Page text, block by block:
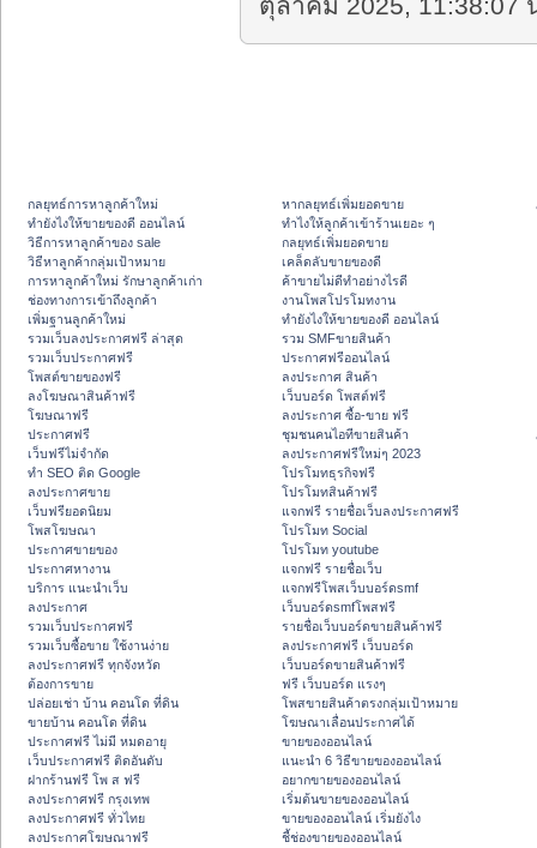
ตุลาคม 2025, 11:38:07
กลยุทธ์การหาลูกค้าใหม่
ทํายังไงให้ขายของดี ออนไลน์
วิธีการหาลูกค้าของ sale
วิธีหาลูกค้ากลุ่มเป้าหมาย
การหาลูกค้าใหม่ รักษาลูกค้าเก่า
ช่องทางการเข้าถึงลูกค้า
เพิ่มฐานลูกค้าใหม่
รวมเว็บลงประกาศฟรี ล่าสุด
รวมเว็บประกาศฟรี
โพสต์ขายของฟรี
ลงโฆษณาสินค้าฟรี
โฆษณาฟรี
ประกาศฟรี
เว็บฟรีไม่จำกัด
ทำ SEO ติด Google
ลงประกาศขาย
เว็บฟรียอดนิยม
โพสโฆษณา
ประกาศขายของ
ประกาศหางาน
บริการ แนะนำเว็บ
ลงประกาศ
รวมเว็บประกาศฟรี
รวมเว็บซื้อขาย ใช้งานง่าย
ลงประกาศฟรี ทุกจังหวัด
ต้องการขาย
ปล่อยเช่า บ้าน คอนโด ที่ดิน
ขายบ้าน คอนโด ที่ดิน
ประกาศฟรี ไม่มี หมดอายุ
เว็บประกาศฟรี ติดอันดับ
ฝากร้านฟรี โพ ส ฟรี
ลงประกาศฟรี กรุงเทพ
ลงประกาศฟรี ทั่วไทย
ลงประกาศโฆษณาฟรี
หากลยุทธ์เพิ่มยอดขาย
ทําไงให้ลูกค้าเข้าร้านเยอะ ๆ
กลยุทธ์เพิ่มยอดขาย
เคล็ดลับขายของดี
ค้าขายไม่ดีทำอย่างไรดี
งานโพสโปรโมทงาน
ทํายังไงให้ขายของดี ออนไลน์
รวม SMFขายสินค้า
ประกาศฟรีออนไลน์
ลงประกาศ สินค้า
เว็บบอร์ด โพสต์ฟรี
ลงประกาศ ซื้อ-ขาย ฟรี
ชุมชนคนไอทีขายสินค้า
ลงประกาศฟรีใหม่ๆ 2023
โปรโมทธุรกิจฟรี
โปรโมทสินค้าฟรี
แจกฟรี รายชื่อเว็บลงประกาศฟรี
โปรโมท Social
โปรโมท youtube
แจกฟรี รายชื่อเว็บ
แจกฟรีโพสเว็บบอร์ดsmf
เว็บบอร์ดsmfโพสฟรี
รายชื่อเว็บบอร์ดขายสินค้าฟรี
ลงประกาศฟรี เว็บบอร์ด
เว็บบอร์ดขายสินค้าฟรี
ฟรี เว็บบอร์ด แรงๆ
โพสขายสินค้าตรงกลุ่มเป้าหมาย
โฆษณาเลื่อนประกาศได้
ขายของออนไลน์
แนะนำ 6 วิธีขายของออนไลน์
อยากขายของออนไลน์
เริ่มต้นขายของออนไลน์
ขายของออนไลน์ เริ่มยังไง
ชี้ช่องขายของออนไลน์